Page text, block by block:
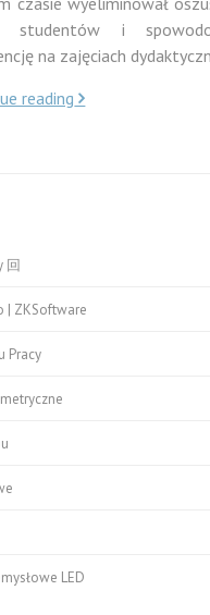
studentów i
na zajęciach
reading
回
| ZKSoftware
Pracy
LED